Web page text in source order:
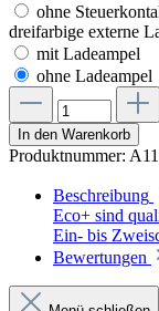
ohne
dreifarbige externe
mit Ladeampel
ohne Ladeampel
In den Warenkorb
Produktnummer:
Beschreibung
Eco+ sind
Ein- bis
Bewertungen